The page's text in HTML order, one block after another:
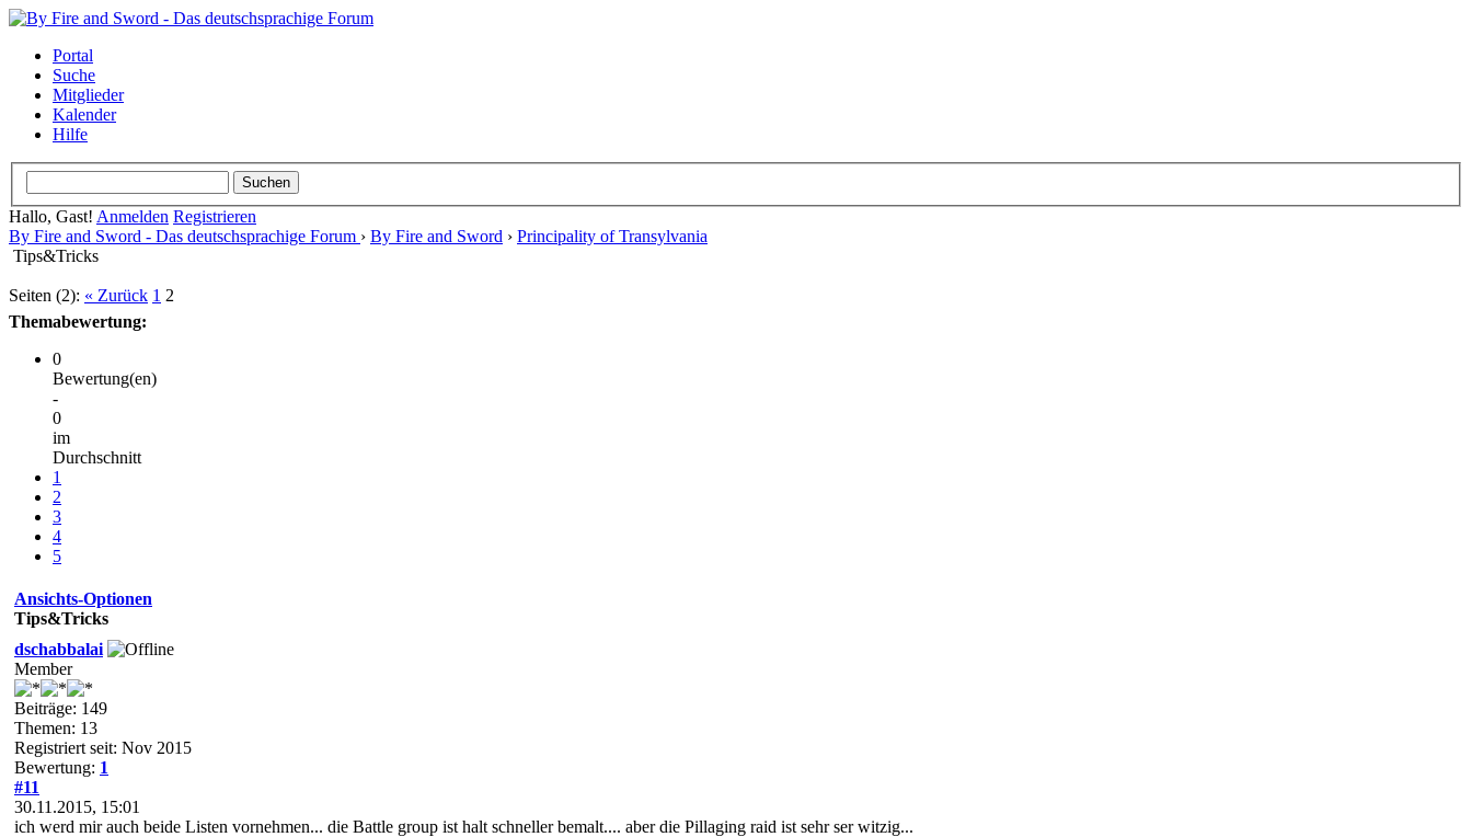
Portal
Suche
Mitglieder
Kalender
Hilfe
Hallo, Gast! Anmelden Registrieren
By Fire and Sword - Das deutschsprachige Forum › By Fire and Sword › Principality of Transylvania
Tips&Tricks
Seiten (2): « Zurück 1 2
Themabewertung:
0
Bewertung(en)
-
0
im
Durchschnitt
1
2
3
4
5
Ansichts-Optionen
Tips&Tricks
dschabbalai
Member
Beiträge: 149
Themen: 13
Registriert seit: Nov 2015
Bewertung: 1
#11
30.11.2015, 15:01
ich werd mir auch beide Listen vornehmen... die Battle group ist halt schneller bemalt.... aber die Pillaging raid ist sehr ser witzig...